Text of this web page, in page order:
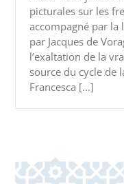
picturales sur les
accompagné par la
par Jacques de
l’exaltation de la
source du cycle de
Francesca […]